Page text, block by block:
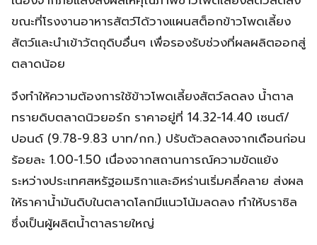
ขณะที่โรงงานอาหารสัตว์ได้วางแผนสต็อกข้าวโพดเลี้ยง
สัตว์และนำเข้าวัตถุดิบอื่นๆ เพื่อรองรับช่วงที่ผลผลิตออกสู่
ตลาดน้อย
จึงทำให้ความต้องการใช้ข้าวโพดเลี้ยงสัตว์ลดลง น้ำตาล
ทรายดิบตลาดนิวยอร์ก ราคาอยู่ที่ 14.32-14.40 เซนต์/
ปอนด์ (9.78-9.83 บาท/กก.) ปรับตัวลดลงจากเดือนก่อน
ร้อยละ 1.00-1.50 เนื่องจากสถานการณ์ความขัดแย้ง
ระหว่างประเทศสหรัฐอเมริกาและอิหร่านเริ่มคลี่คลาย ส่งผล
ให้ราคาน้ำมันดิบในตลาดโลกมีแนวโน้มลดลง ทำให้บราซิล
ซึ่งเป็นผู้ผลิตน้ำตาลรายใหญ่